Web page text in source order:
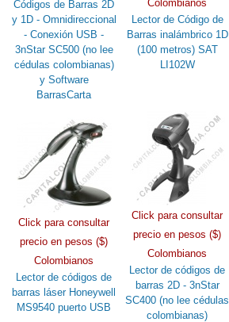
Códigos de Barras 2D
y 1D - Omnidireccional
- Conexión USB -
3nStar SC500 (no lee
cédulas colombianas)
y Software
BarrasCarta
Colombianos
Lector de Código de
Barras inalámbrico 1D
(100 metros) SAT
LI102W
Click para consultar
precio en pesos ($)
Colombianos
Lector de códigos de
barras láser Honeywell
MS9540 puerto USB
Click para consultar
precio en pesos ($)
Colombianos
Lector de códigos de
barras 2D - 3nStar
SC400 (no lee cédulas
colombianas)